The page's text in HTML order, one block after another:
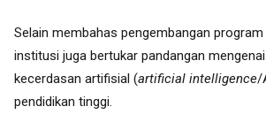
Selain membahas pengembangan
institusi juga bertukar pandangan
kecerdasan artifisial (artificial intelligence/
pendidikan tinggi.